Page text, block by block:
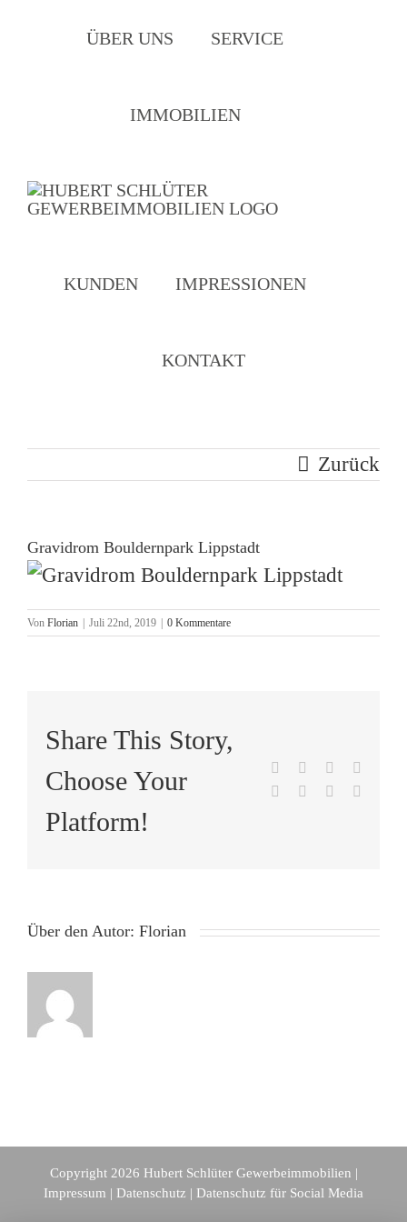
ÜBER UNS SERVICE
IMMOBILIEN
KUNDEN IMPRESSIONEN
KONTAKT
Zurück
Gravidrom Bouldernpark Lippstadt
Von Florian Juli 22nd, 2019 0 Kommentare
Share This Story,
Choose Your
Platform!
Facebook Reddit
TumblrPinterest
Über den Autor: Florian
Copyright 2026 Hubert Schlüter Gewerbeimmobilien |
Impressum | Datenschutz | Datenschutz für Social Media